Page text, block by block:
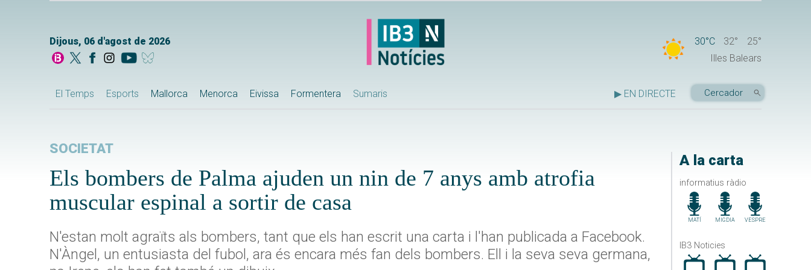
Dijous, 06 d'agost de 2026 30°C 32°
25°
Illes Balears
El Temps Esports Mallorca Menorca Eivissa Formentera Sumaris ▶ EN DIRECTE
A la carta
informatius ràdio
MATÍ MIGDIA VESPRE
IB3 Noticies
SOCIETAT
Els bombers de Palma ajuden un nin de 7 anys amb atrofia
muscular espinal a sortir de casa
N'estan molt agraïts als bombers, tant que els han escrit una carta i l'han publicada a Facebook.
N'Àngel, un entusiasta del fubol, ara és encara més fan dels bombers. Ell i la seva seva germana,